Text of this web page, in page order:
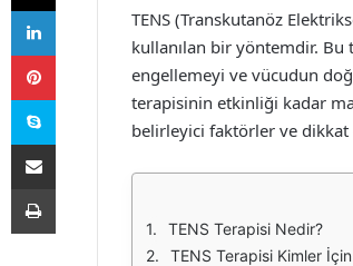
TENS (Transkutanöz
kullanılan bir yöntemdir.
engellemeyi ve vücudun
terapisinin etkinliği kadar
belirleyici faktörler ve dikkat
TENS Terapisi Nedir?
TENS Terapisi Kimler
LinkedIn
Pinterest
Skype
E-Posta ile paylaş